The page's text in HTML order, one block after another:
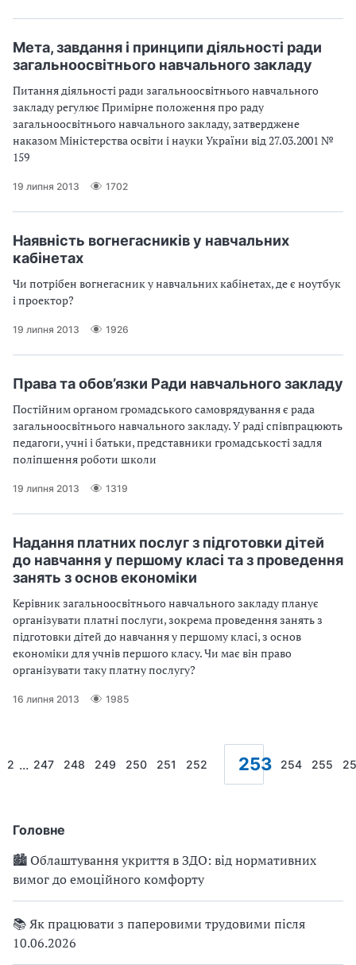
Головне
🏙 Облаштування укриття в ЗДО: від нормативних
вимог до емоційного комфорту
📚 Як працювати з паперовими трудовими після
10.06.2026
Мета, завдання i принципи дiяльностi ради
загальноосвiтнього навчального закладу
Питання дiяльностi ради загальноосвiтнього навчального
закладу регулює Примiрне положення про раду
загальноосвiтнього навчального закладу, затверджене
наказом Мiнiстерства освiти i науки України вiд 27.03.2001 №
159
19 липня 2013 1702
Наявнiсть вогнегасникiв у навчальних
кабiнетах
Чи потрiбен вогнегасник у навчальних кабiнетах, де є ноутбук
i проектор?
19 липня 2013 1926
Права та обов’язки Ради навчального закладу
Постійним органом громадського самоврядування є рада
загальноосвітнього навчального закладу. У раді співпрацюють
педагоги, учні і батьки, представники громадськості задля
поліпшення роботи школи
19 липня 2013 1319
Надання платних послуг з пiдготовки дiтей
до навчання у першому класi та з проведення
занять з основ економiки
Керiвник загальноосвiтнього навчального закладу планує
органiзувати платнi послуги, зокрема проведення занять з
пiдготовки дiтей до навчання у першому класi, з основ
економiки для учнiв першого класу. Чи має вiн право
органiзувати таку платну послугу?
16 липня 2013 1985
2 ... 247 248 249 250 251 252 253 254 255